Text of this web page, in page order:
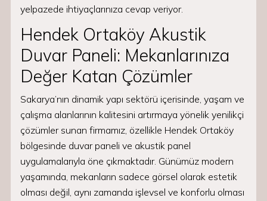
yelpazede ihtiyaçlarınıza cevap veriyor.
Hendek Ortaköy Akustik
Duvar Paneli: Mekanlarınıza
Değer Katan Çözümler
Sakarya’nın dinamik yapı sektörü içerisinde, yaşam ve
çalışma alanlarının kalitesini artırmaya yönelik yenilikçi
çözümler sunan firmamız, özellikle Hendek Ortaköy
bölgesinde duvar paneli ve akustik panel
uygulamalarıyla öne çıkmaktadır. Günümüz modern
yaşamında, mekanların sadece görsel olarak estetik
olması değil, aynı zamanda işlevsel ve konforlu olması